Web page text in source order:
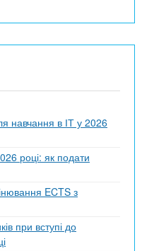
навчання в ІТ у 2026
році: як подати
ECTS з
при вступі до